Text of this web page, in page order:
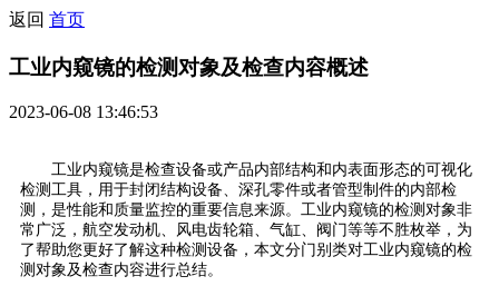
返回 首页
工业内窥镜的检测对象及检查内容概述
2023-06-08 13:46:53
工业内窥镜是检查设备或产品内部结构和内表面形态的可视化
检测工具，用于封闭结构设备、深孔零件或者管型制件的内部检
测，是性能和质量监控的重要信息来源。工业内窥镜的检测对象非
常广泛，航空发动机、风电齿轮箱、气缸、阀门等等不胜枚举，为
了帮助您更好了解这种检测设备，本文分门别类对工业内窥镜的检
测对象及检查内容进行总结。